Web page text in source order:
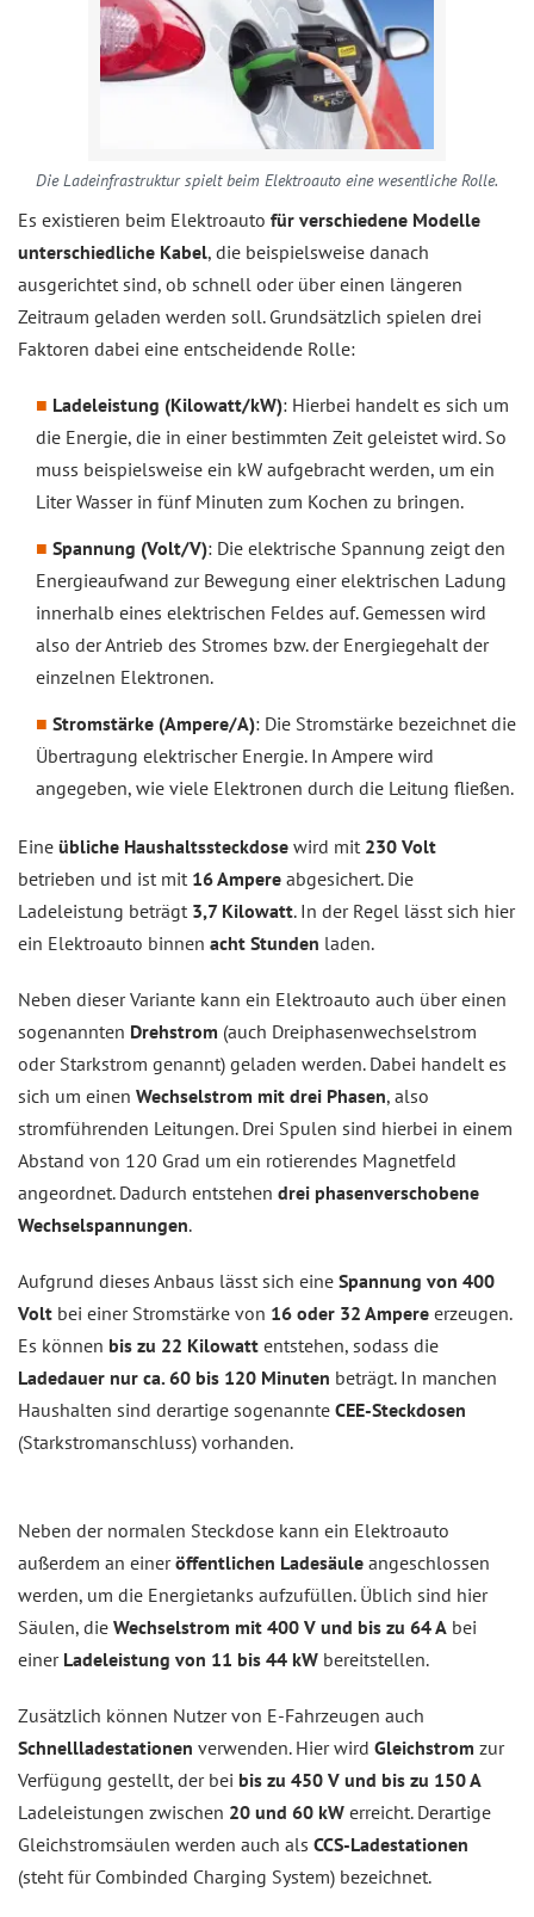
Die Ladeinfrastruktur spielt beim Elektroauto eine wesentliche Rolle.
Es existieren beim Elektroauto für verschiedene Modelle
unterschiedliche Kabel, die beispielsweise danach
ausgerichtet sind, ob schnell oder über einen längeren
Zeitraum geladen werden soll. Grundsätzlich spielen drei
Faktoren dabei eine entscheidende Rolle:
Ladeleistung (Kilowatt/kW): Hierbei handelt es sich um
die Energie, die in einer bestimmten Zeit geleistet wird. So
muss beispielsweise ein kW aufgebracht werden, um ein
Liter Wasser in fünf Minuten zum Kochen zu bringen.
Spannung (Volt/V): Die elektrische Spannung zeigt den
Energieaufwand zur Bewegung einer elektrischen Ladung
innerhalb eines elektrischen Feldes auf. Gemessen wird
also der Antrieb des Stromes bzw. der Energiegehalt der
einzelnen Elektronen.
Stromstärke (Ampere/A): Die Stromstärke bezeichnet die
Übertragung elektrischer Energie. In Ampere wird
angegeben, wie viele Elektronen durch die Leitung fließen.
Eine übliche Haushaltssteckdose wird mit 230 Volt
betrieben und ist mit 16 Ampere abgesichert. Die
Ladeleistung beträgt 3,7 Kilowatt. In der Regel lässt sich hier
ein Elektroauto binnen acht Stunden laden.
Neben dieser Variante kann ein Elektroauto auch über einen
sogenannten Drehstrom (auch Dreiphasenwechselstrom
oder Starkstrom genannt) geladen werden. Dabei handelt es
sich um einen Wechselstrom mit drei Phasen, also
stromführenden Leitungen. Drei Spulen sind hierbei in einem
Abstand von 120 Grad um ein rotierendes Magnetfeld
angeordnet. Dadurch entstehen drei phasenverschobene
Wechselspannungen.
Aufgrund dieses Anbaus lässt sich eine Spannung von 400
Volt bei einer Stromstärke von 16 oder 32 Ampere erzeugen.
Es können bis zu 22 Kilowatt entstehen, sodass die
Ladedauer nur ca. 60 bis 120 Minuten beträgt. In manchen
Haushalten sind derartige sogenannte CEE-Steckdosen
(Starkstromanschluss) vorhanden.
Neben der normalen Steckdose kann ein Elektroauto
außerdem an eineröffentlichen Ladesäule angeschlossen
werden, um die Energietanks aufzufüllen. Üblich sind hier
Säulen, die Wechselstrom mit 400 V und bis zu 64 A bei
einer Ladeleistung von 11 bis 44 kW bereitstellen.
Zusätzlich können Nutzer von E-Fahrzeugen auch
Schnellladestationen verwenden. Hier wird Gleichstrom zur
Verfügung gestellt, der bei bis zu 450 V und bis zu 150 A
Ladeleistungen zwischen 20 und 60 kW erreicht. Derartige
Gleichstromsäulen werden auch als CCS-Ladestationen
(steht für Combinded Charging System) bezeichnet.